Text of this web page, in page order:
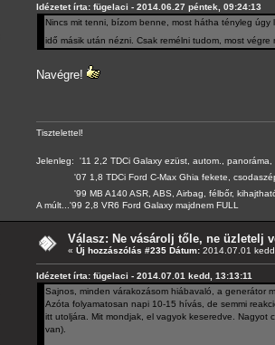
Idézetet írta: fügelaci - 2014.06.27 péntek, 09:24:13
Nincs mit tenni, bízom benne, most hátha tényleg
idő másik után nézni. Csak remélni tudom, most
Navégre!
Tisztelettel!
Jelenleg: '11 2,2 TDCi Galaxy ezüst, autom.,
'07 1,8 TDCi Ford C-Max Ghia fekete,
'99 MB A140 ASR, ABS, Airbag, félbőr, kihajtható
A múlt...'99 2,8 VR6 Ford Galaxy majdnem FULL
Válasz: Ne vásárolj tőle, ne üzletelj
« Új hozzászólás #235 Dátum: 2014.07.01
Idézetet írta: fügelaci - 2014.07.01 kedd, 13:13:11
Sajnos, minden várakozásom hiábavaló, a generátor
Azóta folyamatosan napi 10-15 hívás, de semmi
itt utoljára. Mit mondjak, el vagyok keseredve. Nagyot
van).